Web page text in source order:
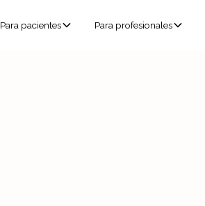
Para pacientes Para profesionales